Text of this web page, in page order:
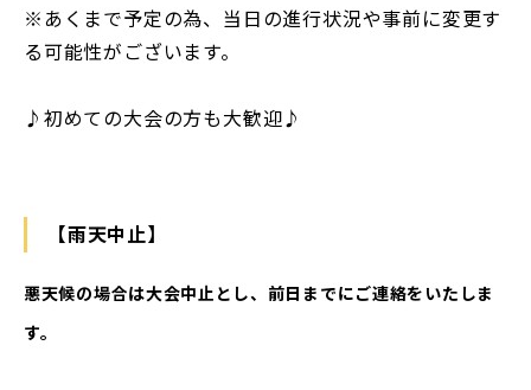
※あくまで予定の為、当日の進行状況や事前に変更す
る可能性がございます。
♪初めての大会の方も大歓迎♪
【雨天中止】
悪天候の場合は大会中止とし、前日までにご連絡をいたしま
す。